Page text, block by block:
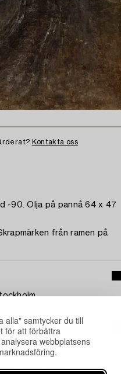
alla" samtycker du till
för att förbättra
webbplatsens
Kontakta oss
-90. Olja på pannå 64 x 47
från ramen på
Holländsk konst
SAK, Konstnärshuset,